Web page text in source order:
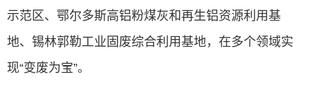
示范区、鄂尔多斯高铝粉煤灰和再生铝资源利用基
地、锡林郭勒工业固废综合利用基地，在多个领域实
现“变废为宝”。